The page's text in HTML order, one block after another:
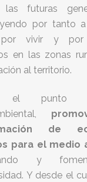
futuras
por tanto
vivir y por
en las zonas
al territorio.
el punto
de
para el medio
y
Y desde el